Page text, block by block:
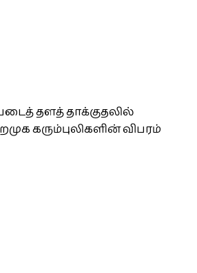
தளத் தாக்குதலில்
கரும்புலிகளின் விபரம்